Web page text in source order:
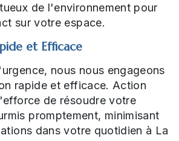
de l'environnement pour
sur votre espace.
et Efficace
nous nous engageons
rapide et efficace. Action
de résoudre votre
promptement, minimisant
dans votre quotidien à La